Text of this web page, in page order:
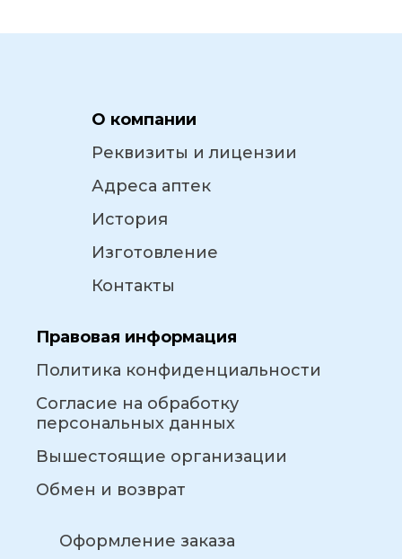
О компании
Реквизиты и лицензии
Адреса аптек
История
Изготовление
Контакты
Правовая информация
Политика конфиденциальности
Согласие на обработку
персональных данных
Вышестоящие организации
Обмен и возврат
Оформление заказа